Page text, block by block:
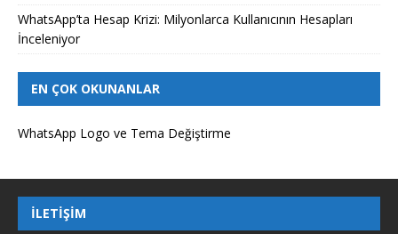
WhatsApp’ta Hesap Krizi: Milyonlarca Kullanıcının Hesapları
İnceleniyor
EN ÇOK OKUNANLAR
WhatsApp Logo ve Tema Değiştirme
İLETIŞIM